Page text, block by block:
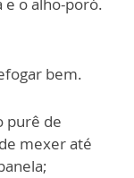
e o alho-poró.
bem.
purê de
mexer até